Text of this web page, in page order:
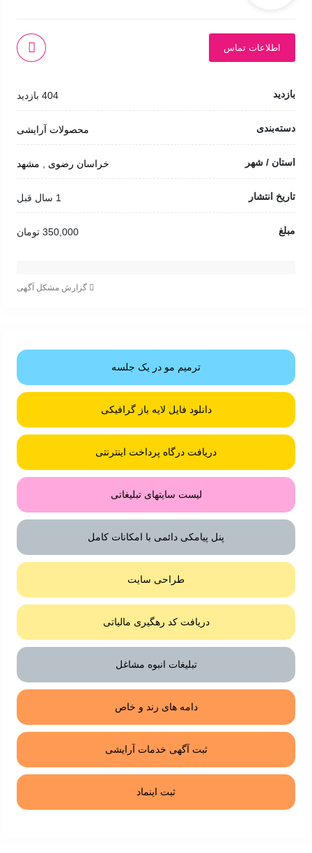
اطلاعات تماس
بازدید 404 بازدید
دسته‌بندی محصولات آرایشی
استان / شهر خراسان رضوی مشهد
تاریخ انتشار 1 سال قبل
مبلغ 350,000 تومان
گزارش مشکل آگهی
ترمیم مو در یک جلسه
دانلود فایل لایه باز گرافیکی
دریافت درگاه پرداخت اینترنتی
لیست سایتهای تبلیغاتی
پنل پیامکی دائمی با امکانات کامل
طراحی سایت
دریافت کد رهگیری مالیاتی
تبلیغات انبوه مشاغل
دامه های رند و خاص
ثبت آگهی خدمات آرایشی
ثبت اینماد